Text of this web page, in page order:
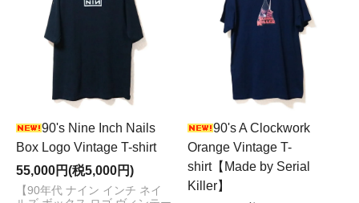
90's Nine Inch Nails
Box Logo Vintage T-shirt
55,000円(税5,000円)
【90年代 ナイン インチ ネイ
90's A Clockwork
Orange Vintage T-
shirt【Made by Serial
Killer】